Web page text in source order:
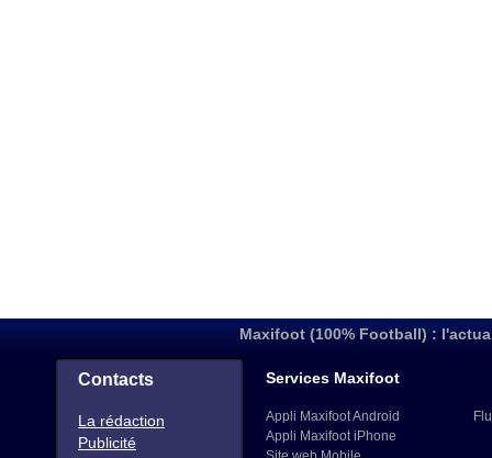
Maxifoot (100% Football) :
Contacts
La rédaction
Publicité
Services Maxifoot
Appli Maxifoot Android
Appli Maxifoot iPhone